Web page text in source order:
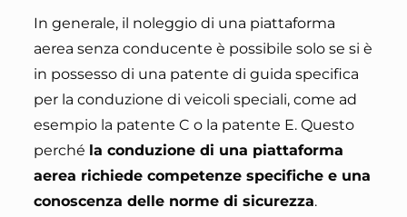
In generale, il noleggio di una piattaforma
aerea senza conducente è possibile solo se si è
in possesso di una patente di guida specifica
per la conduzione di veicoli speciali, come ad
esempio la patente C o la patente E. Questo
perché la conduzione di una piattaforma
aerea richiede competenze specifiche e una
conoscenza delle norme di sicurezza.